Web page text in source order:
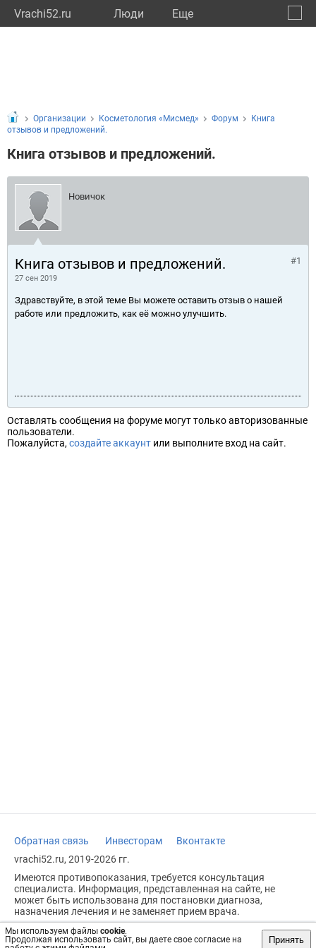
Vrachi52.ru Люди Eще
Мы используем файлы cookie.
Продолжая использовать сайт, вы даете свое согласие на
Принять
Организации Косметология «Мисмед» Форум
Книга
отзывов и предложений.
Книга отзывов и предложений.
Новичок
Книга отзывов и предложений.
27 сен 2019
#1
Здравствуйте, в этой теме Вы можете оставить отзыв о нашей
работе или предложить, как её можно улучшить.
Оставлять сообщения на форуме могут только авторизованные
пользователи.
Пожалуйста, создайте аккаунт или выполните вход на сайт.
Обратная связь Инвесторам
Вконтакте
vrachi52.ru, 2019-2026 гг.
Имеются противопоказания, требуется консультация
специалиста. Информация, представленная на сайте, не
может быть использована для постановки диагноза,
назначения лечения и не заменяет прием врача.
Возрастное ограничение: 18+